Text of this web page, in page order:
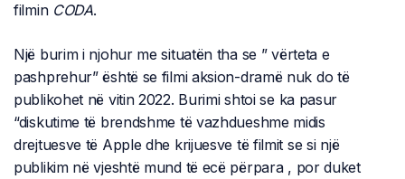
filmin CODA.
Një burim i njohur me situatën tha se ” vërteta e
pashprehur” është se filmi aksion-dramë nuk do të
publikohet në vitin 2022. Burimi shtoi se ka pasur
“diskutime të brendshme të vazhdueshme midis
drejtuesve të Apple dhe krijuesve të filmit se si një
publikim në vjeshtë mund të ecë përpara , por duket